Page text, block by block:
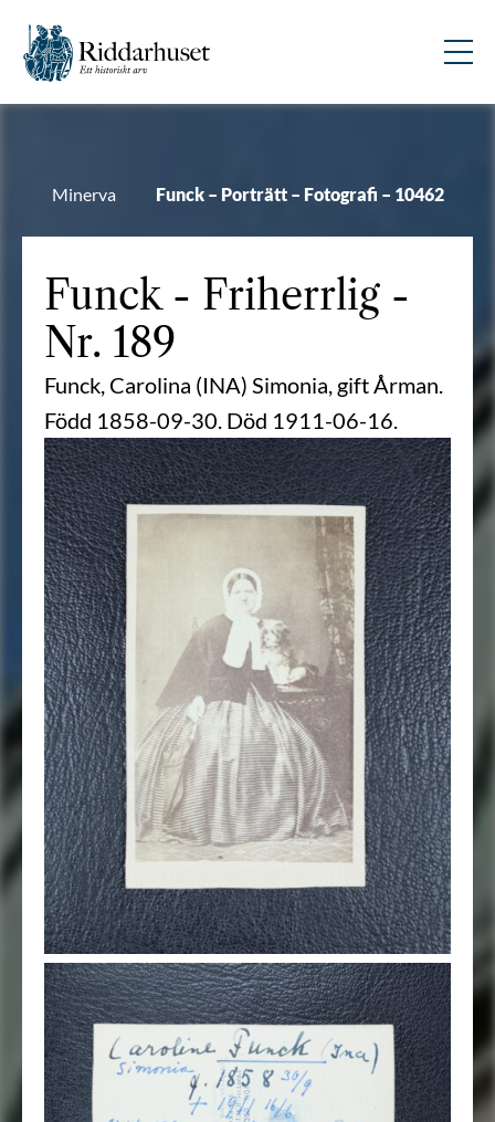
Minerva Funck – Porträtt – Fotografi – 10462
Funck- Friherrlig -
Nr. 189
Funck, Carolina (INA) Simonia, gift Årman.
Född 1858-09-30. Död 1911-06-16.